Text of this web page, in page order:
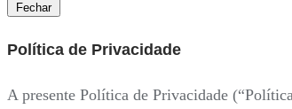
Fechar
Política de Privacidade
A presente Política de Privacidade